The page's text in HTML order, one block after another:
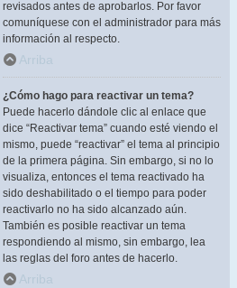
revisados antes de aprobarlos. Por favor
comuníquese con el administrador para más
información al respecto.
Arriba
¿Cómo hago para reactivar un tema?
Puede hacerlo dándole clic al enlace que
dice “Reactivar tema” cuando esté viendo el
mismo, puede “reactivar” el tema al principio
de la primera página. Sin embargo, si no lo
visualiza, entonces el tema reactivado ha
sido deshabilitado o el tiempo para poder
reactivarlo no ha sido alcanzado aún.
También es posible reactivar un tema
respondiendo al mismo, sin embargo, lea
las reglas del foro antes de hacerlo.
Arriba